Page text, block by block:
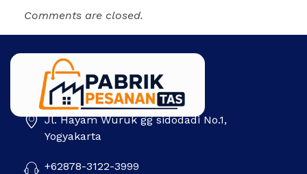
Comments are closed.
Pabrik Pesanan Tas Jl. Hayam Wuruk gg sidodadi No.1,
Yogyakarta
+62878-3122-3999